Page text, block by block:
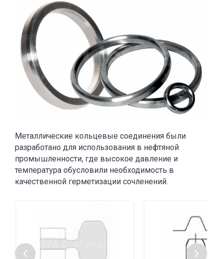
Металлические кольцевые соединения были
разработано для использования в нефтяной
промышленности, где высокое давление и
температура обусловили необходимость в
качественной герметизации сочленений.